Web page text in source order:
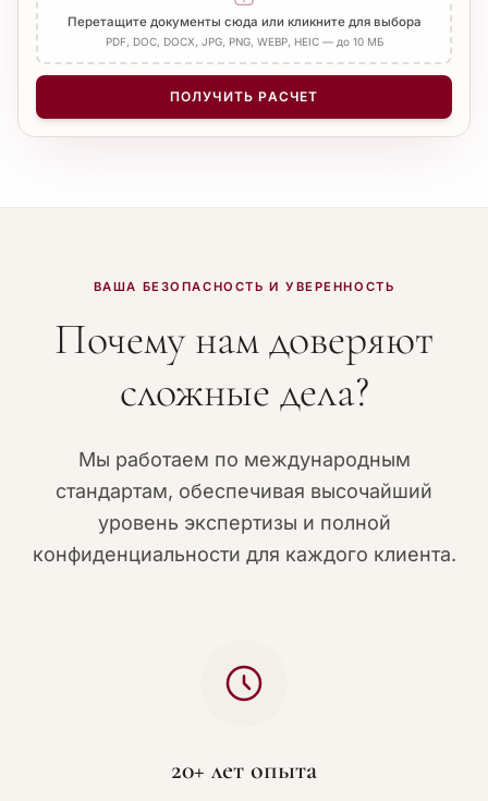
Добавить Апостиль
КОЛИЧЕСТВО СТРАНИЦ
Перетащите документы сюда или кликните для выбора
PDF, DOC, DOCX, JPG, PNG, WEBP, HEIC — до 10 МБ
ПОЛУЧИТЬ РАСЧЕТ
ВАША БЕЗОПАСНОСТЬ И УВЕРЕННОСТЬ
Почему нам доверяют
сложные дела?
Мы работаем по международным
стандартам, обеспечивая высочайший
уровень экспертизы и полной
конфиденциальности для каждого клиента.
20+ лет опыта